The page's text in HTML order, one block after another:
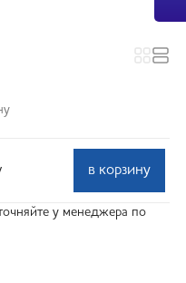
в корзину
у менеджера по